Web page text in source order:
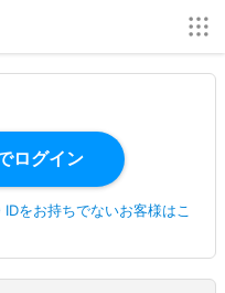
をお持ちでないお客様はこ